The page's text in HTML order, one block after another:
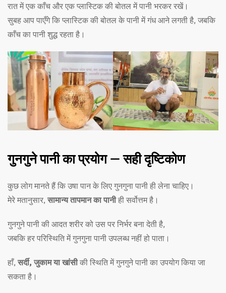
रात में एक काँच और एक प्लास्टिक की बोतल में पानी भरकर रखें।
सुबह आप पाएँगे कि प्लास्टिक की बोतल के पानी में गंध आने लगती है, जबकि
काँच का पानी शुद्ध रहता है।
गुनगुने पानी का प्रयोग — सही दृष्टिकोण
कुछ लोग मानते हैं कि उषा पान के लिए गुनगुना पानी ही लेना चाहिए।
मेरे मतानुसार, सामान्य तापमान का पानीही सर्वोत्तम है।
गुनगुने पानी की आदत शरीर को उस पर निर्भर बना देती है,
जबकि हर परिस्थिति में गुनगुना पानी उपलब्ध नहीं हो पाता।
हाँ, सर्दी, जुकाम या खांसीकी स्थिति में गुनगुने पानी का उपयोग किया जा
सकता है।